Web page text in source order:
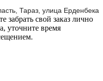
Тараз, улица Ерденбека
забрать свой заказ лично
уточните время